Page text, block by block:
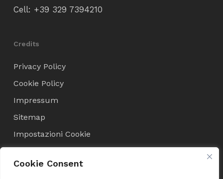
Cookie Consent
Cell: +39 329 7394210
Credits
Privacy Policy
Cookie Policy
Impressum
Sitemap
Impostazioni Cookie
Condizioni di Vendita